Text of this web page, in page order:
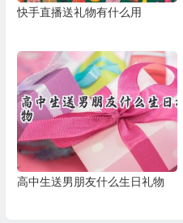
快手直播送礼物有什么用
高中生送男朋友什么生日礼物